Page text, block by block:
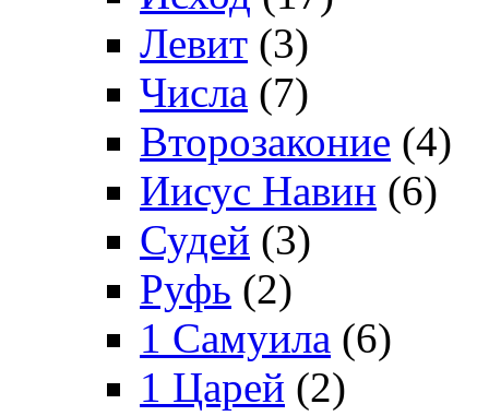
Левит (3)
Числа (7)
Второзаконие (4)
Иисус Навин (6)
Судей (3)
Руфь (2)
1 Самуила (6)
1 Царей (2)